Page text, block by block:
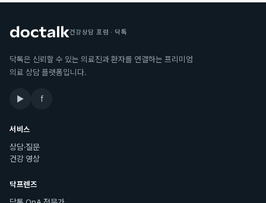
건강상담 포럼 · 닥톡
닥톡은 신뢰할 수 있는 의료진과 환자를 연결하는 프리미엄
의료 상담 플랫폼입니다.
▶ f
서비스
상담·질문
건강 영상
닥프렌즈